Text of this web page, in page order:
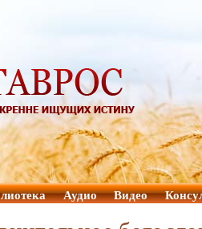
Аудио Видео